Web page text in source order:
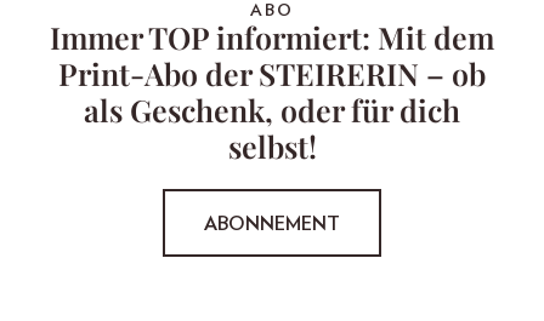
ABO
Immer TOP informiert: Mit dem
Print-Abo der STEIRERIN – ob
als Geschenk, oder für dich
selbst!
ABONNEMENT